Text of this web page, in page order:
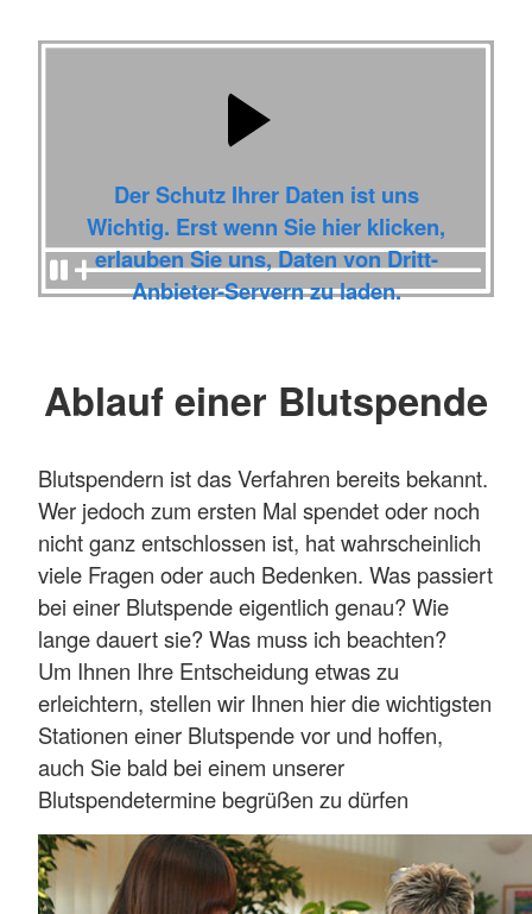
Der Schutz Ihrer Daten ist uns
Wichtig. Erst wenn Sie hier klicken,
erlauben Sie uns, Daten von Dritt-
Anbieter-Servern zu laden.
Ablauf einer Blutspende
Blutspendern ist das Verfahren bereits bekannt.
Wer jedoch zum ersten Mal spendet oder noch
nicht ganz entschlossen ist, hat wahrscheinlich
viele Fragen oder auch Bedenken. Was passiert
bei einer Blutspende eigentlich genau? Wie
lange dauert sie? Was muss ich beachten?
Um Ihnen Ihre Entscheidung etwas zu
erleichtern, stellen wir Ihnen hier die wichtigsten
Stationen einer Blutspende vor und hoffen,
auch Sie bald bei einem unserer
Blutspendetermine begrüßen zu dürfen